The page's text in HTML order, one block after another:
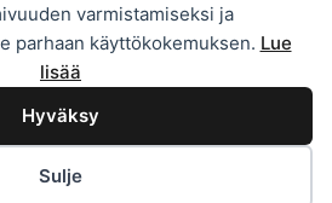
varmistamiseksi ja
parhaan käyttökokemuksen. Lue
lisää
Hyväksy
Sulje
/ +358 50 545 5664
Tietosuojaseloste